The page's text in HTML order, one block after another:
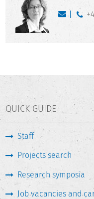
QUICK GUIDE
Staff
Projects search
Research symposia
Job vacancies and